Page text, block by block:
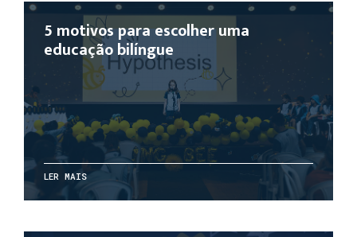
5 motivos para escolher uma
educação bilíngue
LER MAIS